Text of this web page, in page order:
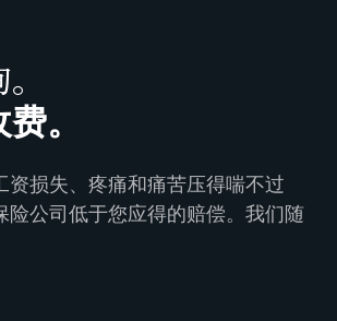
。
资损失、疼痛和痛苦压得喘不过
险公司低于您应得的赔偿。我们随